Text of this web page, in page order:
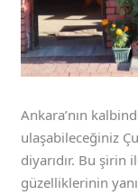
Ankara’nın
ulaşabileceğiniz
diyarıdır. Bu şirin
güzelliklerinin